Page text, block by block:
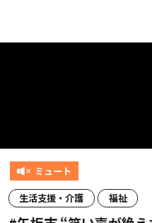
生活支援・介護 福祉